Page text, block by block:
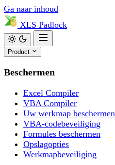
Ga naar inhoud
XLS Padlock
Product
Beschermen
Excel Compiler
VBA Compiler
Uw werkmap beschermen
VBA-codebeveiliging
Formules beschermen
Opslagopties
Werkmapbeveiliging